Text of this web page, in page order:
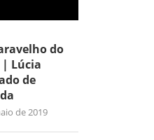
do
Lúcia
de
de 2019